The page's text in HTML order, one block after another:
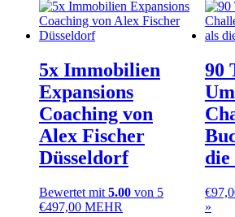
5x Immobilien
Expansions
Coaching von
Alex Fischer
Düsseldorf
Bewertet mit 5.00 von 5
€497,00 MEHR
90
die
€
»